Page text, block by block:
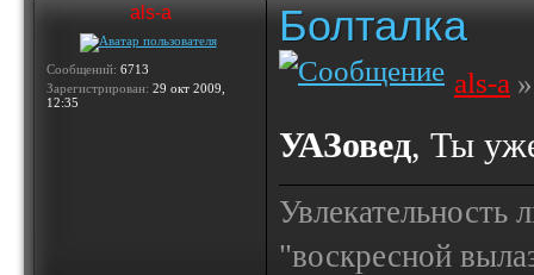
als-a
Сообщений: 6713
Зарегистрирован: 29 окт 2009,
12:35
Болталка
als-a
УАЗовед, Ты
Увлекательность
"воскресной